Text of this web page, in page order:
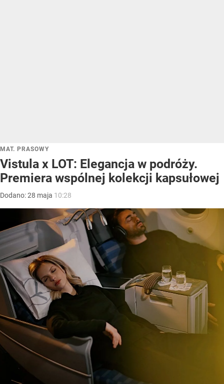
MAT. PRASOWY
Vistula x LOT: Elegancja w podróży.
Premiera wspólnej kolekcji kapsułowej
Dodano:28 maja 10:28